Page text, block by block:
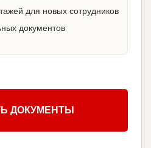
для новых сотрудников
документов
ДОКУМЕНТЫ